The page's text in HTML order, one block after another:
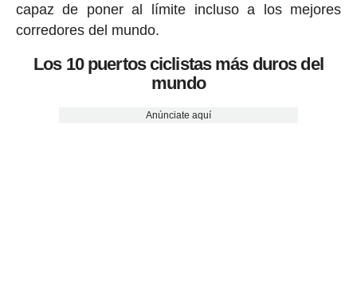
capaz de poner al límite incluso a los mejores
corredores del mundo.
Los 10 puertos ciclistas más duros del
mundo
Anúnciate aquí